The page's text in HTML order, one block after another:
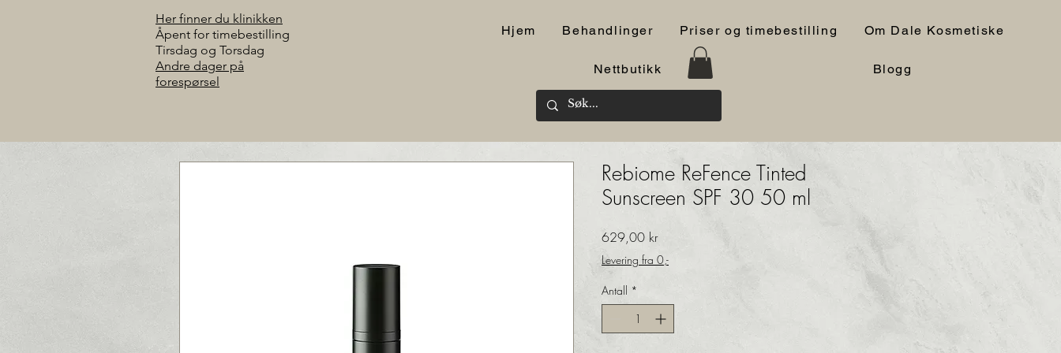
Her finner du klinikken
Åpent for timebestilling
Tirsdag og Torsdag
Andre dager på
forespørsel
Hjem Behandlinger Priser og timebestilling Om Dale Kosmetiske
Nettbutikk Blogg
Rebiome ReFence Tinted
Sunscreen SPF 30 50 ml
629,00 krPris
Levering fra 0,-
Antall *